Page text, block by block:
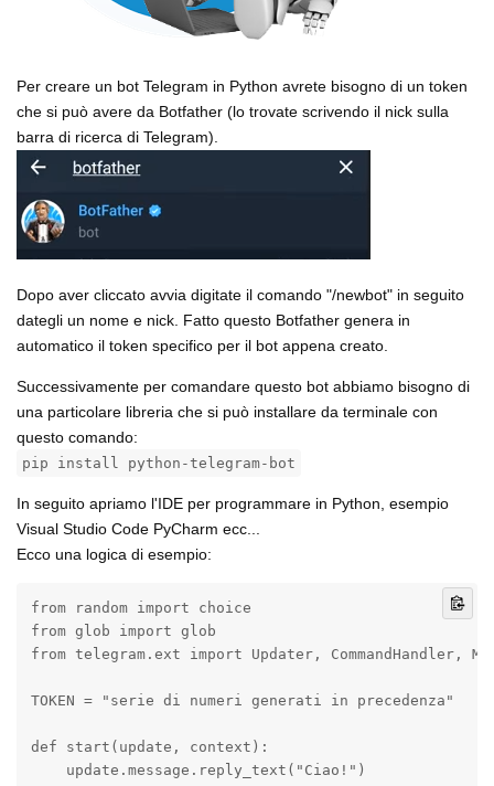
Per creare un bot Telegram in Python avrete bisogno di un token
che si può avere da Botfather (lo trovate scrivendo il nick sulla
barra di ricerca di Telegram).
Dopo aver cliccato avvia digitate il comando "/newbot" in seguito
dategli un nome e nick. Fatto questo Botfather genera in
automatico il token specifico per il bot appena creato.
Successivamente per comandare questo bot abbiamo bisogno di
una particolare libreria che si può installare da terminale con
questo comando:
pip install python-telegram-bot
In seguito apriamo l'IDE per programmare in Python, esempio
Visual Studio Code PyCharm ecc...
Ecco una logica di esempio:
from random import choice
from glob import glob
from telegram.ext import Updater, CommandHandler,
TOKEN = "serie di numeri generati in precedenza"
def start(update, context):
    update.message.reply_text("Ciao!")